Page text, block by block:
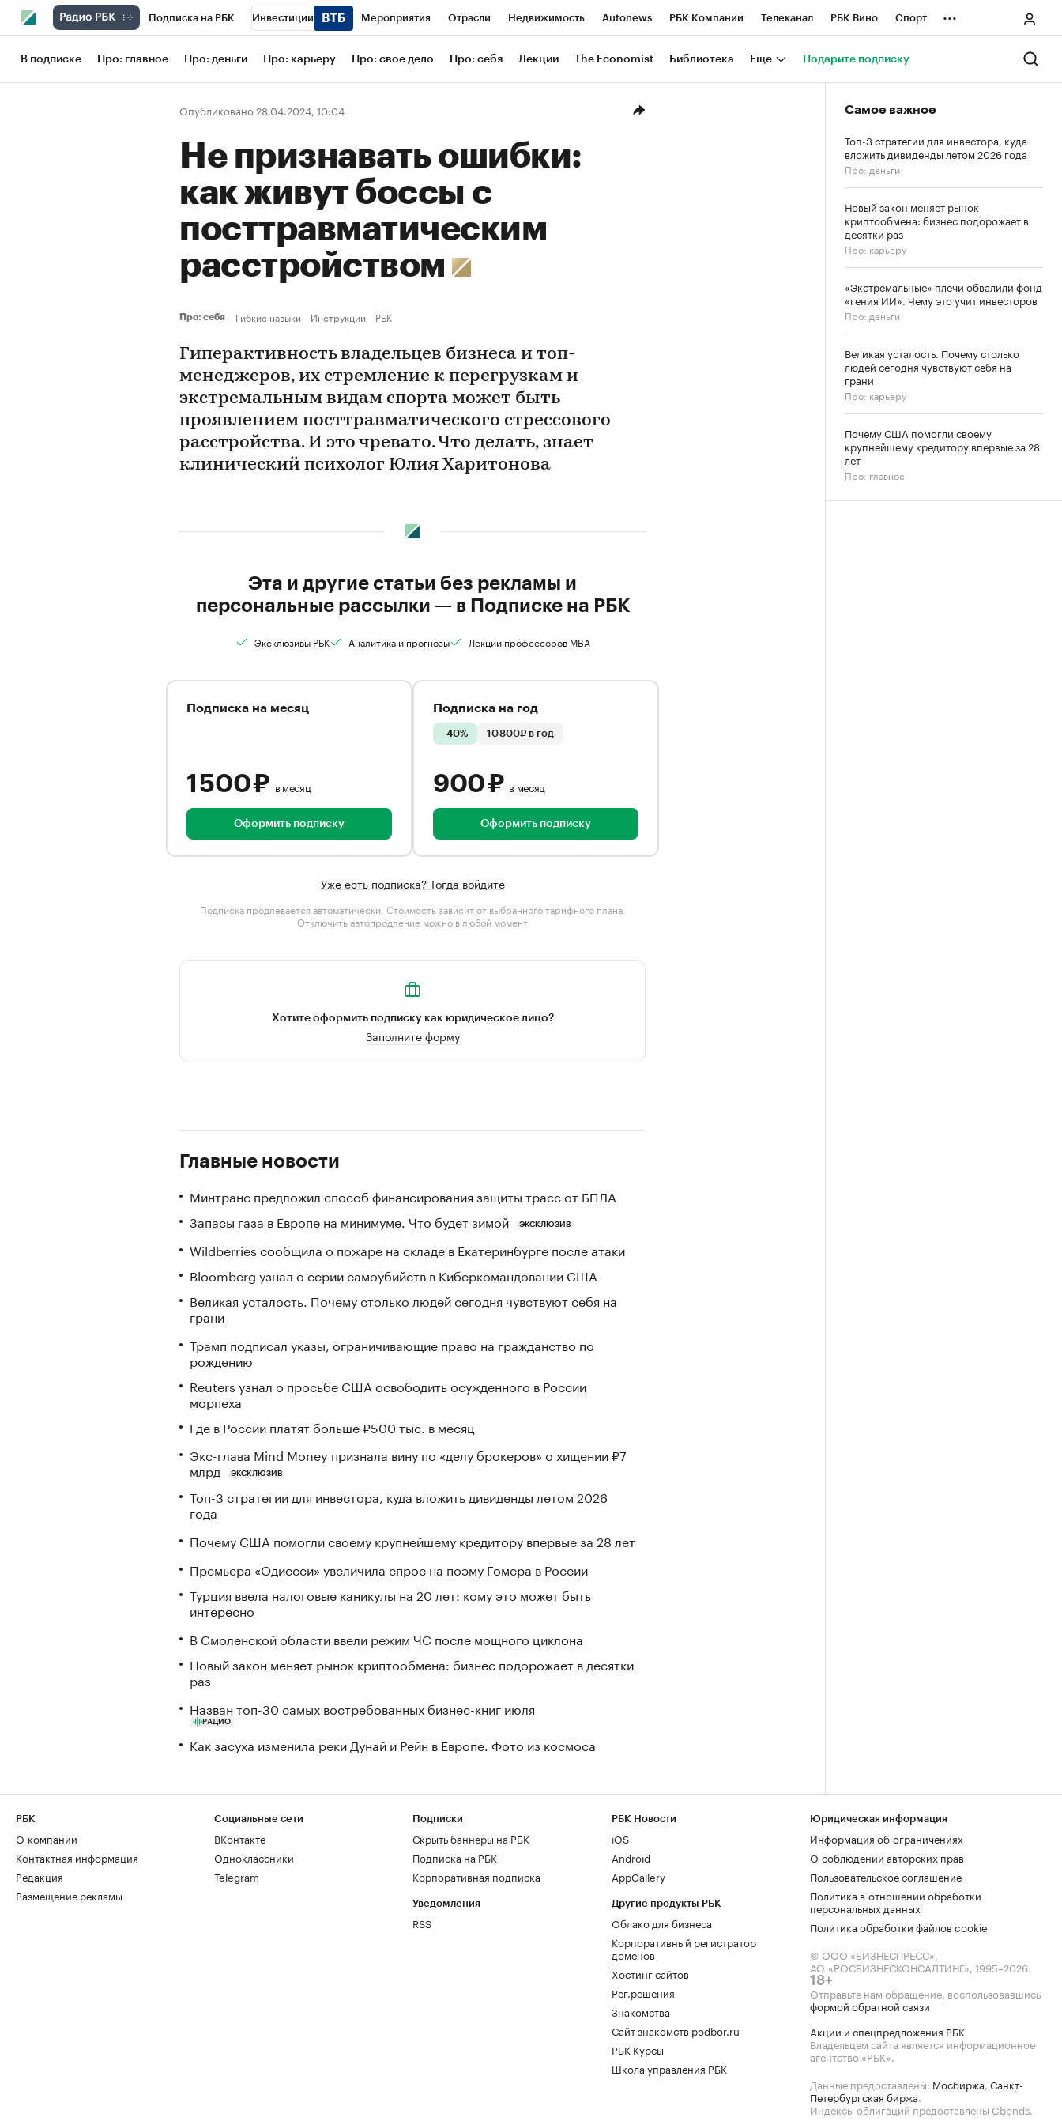
Подписка на РБК Инвестиции Мероприятия Отрасли Недвижимость Autonews РБК Компании Телеканал РБК Вино Спорт
Школа управления РБК РБК Образование РБК Life Тренды Визионеры Национальные проекты Город
Рынок наличной валюты
...
В подписке Про: главное Про: деньги Про: карьеру Про: свое дело Про: себя Лекции The Economist Библиотека Еще Подарите подписку
Опубликовано 28.04.2024, 10:04
Не признавать ошибки:
как живут боссы с
посттравматическим
расстройством
Про: себя Гибкие навыки Инструкции РБК
Гиперактивность владельцев бизнеса и топ-
менеджеров, их стремление к перегрузкам и
экстремальным видам спорта может быть
проявлением посттравматического стрессового
расстройства. И это чревато. Что делать, знает
клинический психолог Юлия Харитонова
Эта и другие статьи без рекламы и
персональные рассылки — в Подписке на РБК
Эксклюзивы РБК Аналитика и прогнозы Лекции профессоров MBA
Подписка на месяц
1 500 ₽ в месяц
Оформить подписку
Подписка на год
-40% 10 800₽ в год
900 ₽ в месяц
Оформить подписку
Уже есть подписка? Тогда войдите
Подписка продлевается автоматически. Стоимость зависит от выбранного тарифного плана.
Отключить автопродление можно в любой момент
Хотите оформить подписку как юридическое лицо?
Заполните форму
Главные новости
Минтранс предложил способ финансирования защиты трасс от БПЛА
Запасы газа в Европе на минимуме. Что будет зимой
ЭКСКЛЮЗИВ
Wildberries сообщила о пожаре на складе в Екатеринбурге после атаки
Bloomberg узнал о серии самоубийств в Киберкомандовании США
Великая усталость. Почему столько людей сегодня чувствуют себя на
грани
Трамп подписал указы, ограничивающие право на гражданство по
рождению
Reuters узнал о просьбе США освободить осужденного в России
морпеха
Где в России платят больше ₽500 тыс. в месяц
Экс-глава Mind Money признала вину по «делу брокеров» о хищении ₽7
млрд
ЭКСКЛЮЗИВ
Топ-3 стратегии для инвестора, куда вложить дивиденды летом 2026
года
Почему США помогли своему крупнейшему кредитору впервые за 28 лет
Премьера «Одиссеи» увеличила спрос на поэму Гомера в России
Турция ввела налоговые каникулы на 20 лет: кому это может быть
интересно
В Смоленской области ввели режим ЧС после мощного циклона
Новый закон меняет рынок криптообмена: бизнес подорожает в десятки
раз
Назван топ-30 самых востребованных бизнес-книг июля
РАДИО
Как засуха изменила реки Дунай и Рейн в Европе. Фото из космоса
Самое важное
Топ-3 стратегии для инвестора, куда
вложить дивиденды летом 2026 года
Про: деньги
Новый закон меняет рынок
криптообмена: бизнес подорожает в
десятки раз
Про: карьеру
«Экстремальные» плечи обвалили фонд
«гения ИИ». Чему это учит инвесторов
Про: деньги
Великая усталость. Почему столько
людей сегодня чувствуют себя на
грани
Про: карьеру
Почему США помогли своему
крупнейшему кредитору впервые за 28
лет
Про: главное
РБК
О компании
Контактная информация
Редакция
Размещение рекламы
Социальные сети
ВКонтакте
Одноклассники
Telegram
Подписки
Скрыть баннеры на РБК
Подписка на РБК
Корпоративная подписка
Уведомления
RSS
РБК Новости
iOS
Android
AppGallery
Другие продукты РБК
Облако для бизнеса
Корпоративный регистратор
доменов
Хостинг сайтов
Рег.решения
Знакомства
Сайт знакомств podbor.ru
РБК Курсы
Школа управления РБК
Юридическая информация
Информация об ограничениях
О соблюдении авторских прав
Пользовательское соглашение
Политика в отношении обработки
персональных данных
Политика обработки файлов cookie
© ООО «БИЗНЕСПРЕСС»,
АО «РОСБИЗНЕСКОНСАЛТИНГ», 1995–2026.
18+
Отправьте нам обращение, воспользовавшись
формой обратной связи
Акции и спецпредложения РБК
Владельцем сайта является информационное
агентство «РБК».
Данные предоставлены: Мосбиржа, Санкт-
Петербургская биржа.
Индексы облигаций предоставлены Cbonds.